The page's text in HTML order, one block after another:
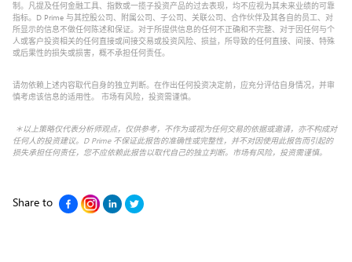
制。凡提及任何金融工具、指数或一揽子投资产品的过去表现，均不应视为其未来业绩的可靠
指标。D Prime 与其控股公司、附属公司、子公司、关联公司、合作伙伴及其各自的员工、对
所显示的信息不做任何陈述和保证。对于所提供信息的任何不正确和不完整、对于因任何与个
人或客户投资相关的任何直接或间接交易或投资风险、损益，所导致的任何直接、间接、特殊
或后果性的损失或损害，概不承担任何责任。
请勿依赖上述内容取代自身的独立判断。在作出任何投资决定前，应充分评估自身情况，并审
慎考虑该信息的适用性。 市场有风险，投资需谨慎。
＊以上策略仅代表分析师观点，仅供参考，不作为或视为任何交易的依据或邀请，亦不构成对
任何人的投资建议。D Prime 不保证此报告的准确性或完整性，并不对因使用此报告而引起的
损失承担任何责任，您不应依赖此报告以取代自己的独立判断。市场有风险，投资需谨慎。
Share to